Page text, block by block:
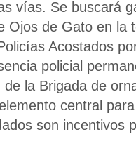
vías. Se buscará
Ojos de Gato en la
Acostados
policial
la Brigada de
central
son incentivos